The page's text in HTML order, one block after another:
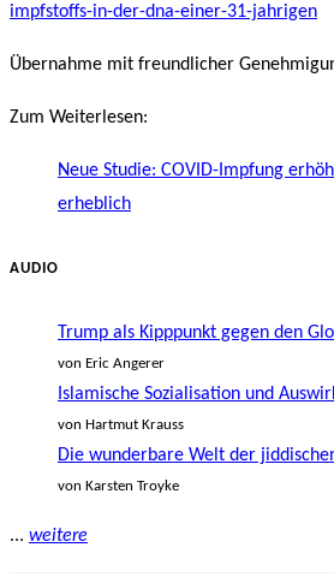
impfstoffs-in-der-dna-einer-31-jahrigen
Übernahme mit freundlicher
Zum Weiterlesen:
Neue Studie: COVID-Impfung
erheblich
AUDIO
Trump als Kipppunkt gegen den
von Eric Angerer
Islamische Sozialisation und
von Hartmut Krauss
Die wunderbare Welt der
von Karsten Troyke
... weitere